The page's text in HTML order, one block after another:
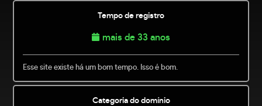
Tempo de registro
mais de 33 anos
Esse site existe há um bom tempo. Isso é bom.
Categoria do domínio